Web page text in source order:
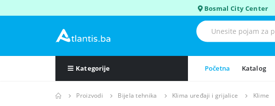
Bosmal City Center
Kategorije Početna Katalog
Proizvodi Bijela tehnika Klima uređaji i grijalice Klime